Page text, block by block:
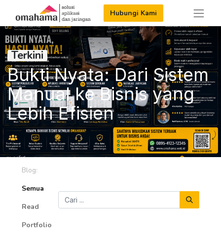
Hubungi Kami
Terkini
Bukti Nyata: Dari Sistem
Manual ke Bisnis yang
Lebih Efisien
Blog:
Semua
Read
Portfolio